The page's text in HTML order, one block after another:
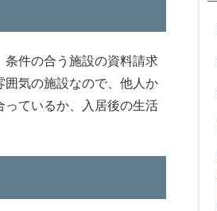
条件の合う施設の資料請求
囲気の施設なので、他人か
っているか、入居後の生活